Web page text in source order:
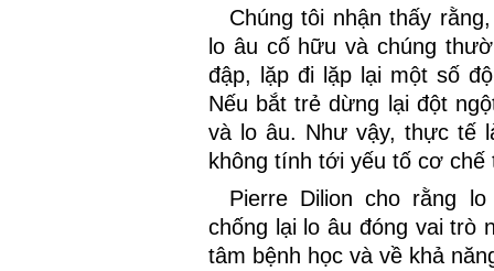
Chúng tôi nhận thấy
lo âu cố hữu và chúng
đập, lặp đi lặp lại một số
Nếu bắt trẻ dừng lại đột
và lo âu. Như vậy, thực tế
không tính tới yếu tố cơ
Pierre Dilion cho rằng
chống lại lo âu đóng vai trò
tâm bệnh học và về khả